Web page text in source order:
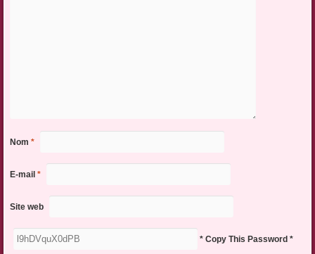
Nom *
E-mail *
Site web
* Copy This Password *